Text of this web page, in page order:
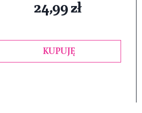
24,99 zł
KUPUJĘ